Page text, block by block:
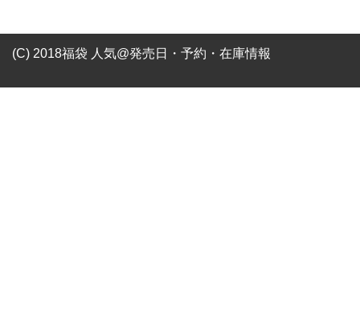
(C) 2018福袋 人気@発売日・予約・在庫情報